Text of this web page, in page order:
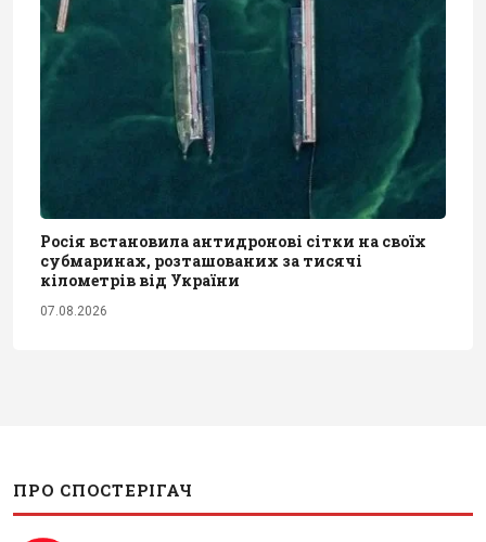
Росія встановила антидронові сітки на своїх
субмаринах, розташованих за тисячі
кілометрів від України
07.08.2026
ПРО СПОСТЕРІГАЧ